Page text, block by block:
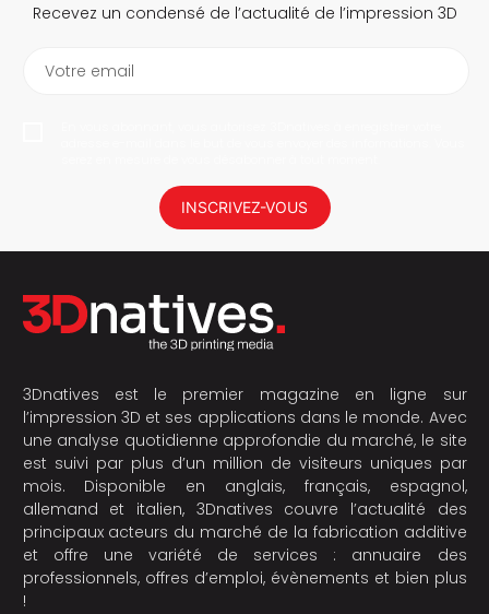
Recevez un condensé de l’actualité de l’impression 3D
Votre email
INSCRIVEZ-VOUS
3Dnatives est le premier magazine en ligne sur
l’impression 3D et ses applications dans le monde. Avec
une analyse quotidienne approfondie du marché, le site
est suivi par plus d’un million de visiteurs uniques par
mois. Disponible en anglais, français, espagnol,
allemand et italien, 3Dnatives couvre l’actualité des
principaux acteurs du marché de la fabrication additive
et offre une variété de services : annuaire des
professionnels, offres d’emploi, évènements et bien plus
!